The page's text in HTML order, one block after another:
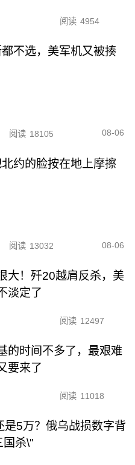
阅读 4954
不选，美军机又被揍
阅读 18105 08-06
约的脸按在地上摩擦
阅读 13032 08-06
大！歼20越肩反杀，美
淡定了
阅读 12497
的时间不多了，最艰难
要来了
阅读 11018
是5万？俄乌战损数字背
国杀\"